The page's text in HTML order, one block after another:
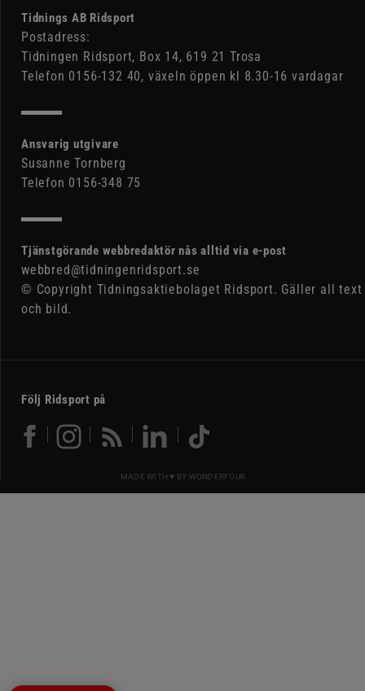
Tidnings AB Ridsport
Postadress:
Tidningen Ridsport, Box 14, 619 21 Trosa
Telefon 0156-132 40, växeln öppen kl 8.30-16 vardagar
Ansvarig utgivare
Susanne Tornberg
Telefon 0156-348 75
Tjänstgörande webbredaktör nås alltid via e-post
webbred@tidningenridsport.se
© Copyright Tidningsaktiebolaget Ridsport. Gäller all text
och bild.
Följ Ridsport på
MADE WITH ♥ BY WONDERFOUR